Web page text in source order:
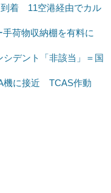
到着 11空港経由でカル
手荷物収納棚を有料に
デント「非該当」＝国
機に接近 TCAS作動